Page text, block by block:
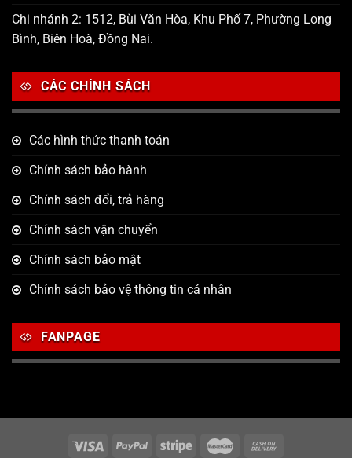
Chi nhánh 2: 1512, Bùi Văn Hòa, Khu Phố 7, Phường Long
Bình, Biên Hoà, Đồng Nai.
CÁC CHÍNH SÁCH
Các hình thức thanh toán
Chính sách bảo hành
Chính sách đổi, trả hàng
Chính sách vận chuyển
Chính sách bảo mật
Chính sách bảo vệ thông tin cá nhân
FANPAGE